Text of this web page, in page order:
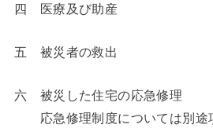
四 医療及び助産
五 被災者の救出
六 被災した住宅の応急修理
応急修理制度については別途